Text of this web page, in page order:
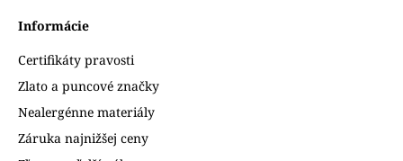
Informácie
Certifikáty pravosti
Zlato a puncové značky
Nealergénne materiály
Záruka najnižšej ceny